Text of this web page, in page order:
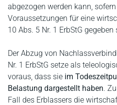
abgezogen werden kann,
Voraussetzungen für eine
10 Abs. 5 Nr. 1 ErbStG gegeben
Der Abzug von
Nr. 1 ErbStG setze als
voraus, dass sie im
Belastung dargestellt haben.
Fall des Erblassers die